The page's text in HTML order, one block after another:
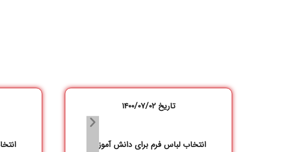
تاریخ ۱۴۰۰/۰۷/۰۲
انتخاب لباس فرم برای دانش آموزان